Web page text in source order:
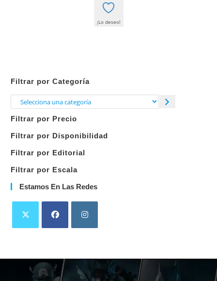
¡Lo deseo!
Filtrar por Categoría
Selecciona
categoría
Filtrar por Precio
Filtrar por Disponibilidad
Filtrar por Editorial
Filtrar por Escala
Estamos En Las Redes